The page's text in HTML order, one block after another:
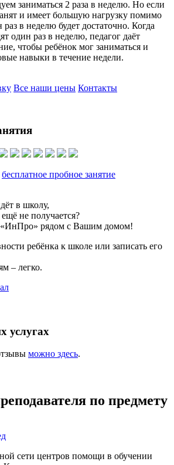
заниматься 2 раза в неделю. Но если
и имеет большую нагрузку помимо
в неделю будет достаточно. Когда
один раз в неделю, педагог даёт
чтобы ребёнок мог заниматься и
навыки в течение недели.
Все наши цены Контакты
бесплатное пробное занятие
в школу,
не получается?
«ИнПро» рядом с Вашим домом!
ребёнка к школе или записать его
– легко.
услугах
можно здесь.
по предмету
сети центров помощи в обучении